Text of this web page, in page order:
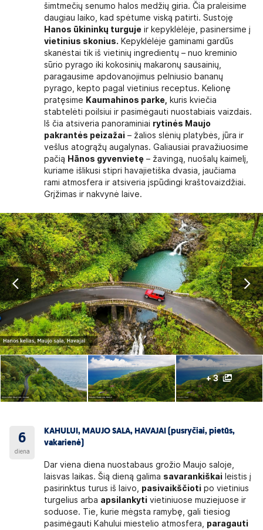
šimtmečių senumo halos medžių giria. Čia praleisime
daugiau laiko, kad spėtume viską patirti. Sustoję
Hanos ūkininkų turguje ir kepyklėlėje, pasinersime į
vietinius skonius. Kepyklėlėje gaminami gardūs
skanėstai tik iš vietinių ingredientų – nuo kreminio
sūrio pyrago iki kokosinių makaronų sausainių,
paragausime apdovanojimus pelniusio bananų
pyrago, kepto pagal vietinius receptus. Kelionę
pratęsime Kaumahinos parke, kuris kviečia
stabtelėti poilsiui ir pasimėgauti nuostabiais vaizdais.
Iš čia atsiveria panoraminiai rytinės Maujo
pakrantės peizažai – žalios slėnių platybės, jūra ir
vešlus atogrąžų augalynas. Galiausiai pravažiuosime
pačią Hānos gyvenvietę – žavingą, nuošalų kaimelį,
kuriame išlikusi stipri havajietiška dvasia, jaučiama
rami atmosfera ir atsiveria įspūdingi kraštovaizdžiai.
Grįžimas ir nakvynė laive.
+ 3
6
diena
KAHULUI, MAUJO SALA, HAVAJAI (pusryčiai, pietūs,
vakarienė)
Dar viena diena nuostabaus grožio Maujo saloje,
laisvas laikas. Šią dieną galima savarankiškai leistis į
pasirinktus turus iš laivo, pasivaikščioti po vietinius
turgelius arba apsilankyti vietiniuose muziejuose ir
soduose. Tie, kurie mėgsta ramybę, gali tiesiog
pasimėgauti Kahului miestelio atmosfera, paragauti